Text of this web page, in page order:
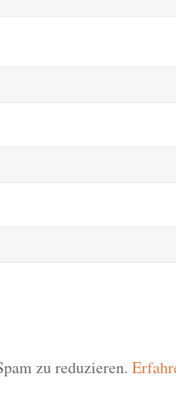
zu reduzieren.